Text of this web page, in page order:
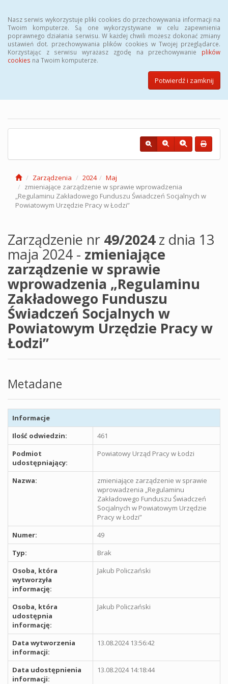
Nasz serwis wykorzystuje pliki cookies do przechowywania informacji na
Twoim komputerze. Są one wykorzystywane w celu zapewnienia
poprawnego działania serwisu. W każdej chwili możesz dokonać zmiany
ustawień dot. przechowywania plików cookies w Twojej przeglądarce.
Korzystając z serwisu wyrażasz zgodę na przechowywanie plików
cookies na Twoim komputerze.
Potwierdź i zamknij
Biuletyn Informacji Publicznej
Powiatowego Urzędu Pracy w
Zarządzenia 2024
Maj
zmieniające zarządzenie w sprawie wprowadzenia
„Regulaminu Zakładowego Funduszu Świadczeń Socjalnych w
Powiatowym Urzędzie Pracy w Łodzi”
Zarządzenie nr 49/2024z dnia 13
maja 2024 - zmieniające
zarządzenie w sprawie
wprowadzenia „Regulaminu
Zakładowego Funduszu
Świadczeń Socjalnych w
Powiatowym Urzędzie Pracy w
Łodzi”
Metadane
Informacje
Ilość odwiedzin:
461
Podmiot
udostępniający:
Powiatowy Urząd Pracy w Łodzi
Nazwa:
zmieniające zarządzenie w sprawie
wprowadzenia „Regulaminu
Zakładowego Funduszu Świadczeń
Socjalnych w Powiatowym Urzędzie
Pracy w Łodzi”
Numer:
49
Typ:
Brak
Osoba, która
wytworzyła
informację:
Jakub Policzański
Osoba, która
udostępnia
informację:
Jakub Policzański
Data wytworzenia
informacji:
13.08.2024 13:56:42
Data udostępnienia
informacji:
13.08.2024 14:18:44